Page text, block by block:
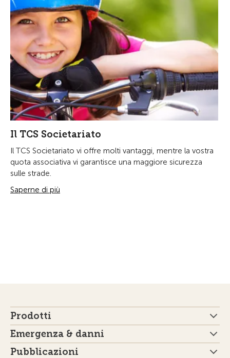
Il TCS Societariato
Il TCS Societariato vi offre molti vantaggi, mentre la vostra
quota associativa vi garantisce una maggiore sicurezza
sulle strade.
Saperne di più
Prodotti
Emergenza & danni
Pubblicazioni